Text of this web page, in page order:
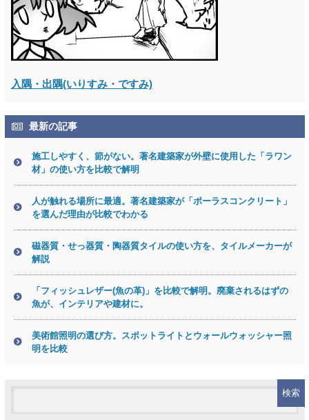
入隅・出隅(いりすみ・ですみ)
最新の記事
施工しやすく、節がない。著名建築家が外壁に使用した「ラワン
材」の使い方を比較で解明
人が触れる場所に最適。著名建築家が「ポーラスコンクリート」
を選んだ理由が比較でわかる
磁器質・せっ器質・陶器質タイルの使い方を、タイルメーカーが
解説
「フィッシュレザー(魚の革)」を比較で解明。廃棄されるはずの
魚が、インテリアや建材に。
美術館照明の選び方。スポットライトとウォールウォッシャー照
明を比較